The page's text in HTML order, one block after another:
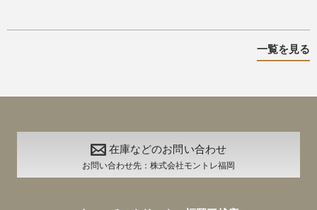
一覧を見る
在庫などのお問い合わせ
お問い合わせ先：株式会社モントレ福岡